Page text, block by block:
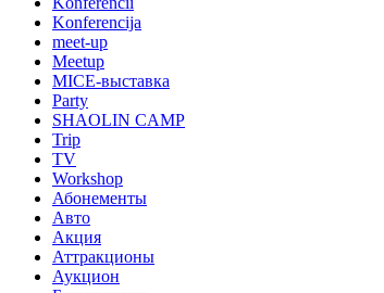
Konferencija
meet-up
Meetup
MICE-выставка
Party
SHAOLIN CAMP
Trip
TV
Workshop
Абонементы
Авто
Акция
Аттракционы
Аукцион